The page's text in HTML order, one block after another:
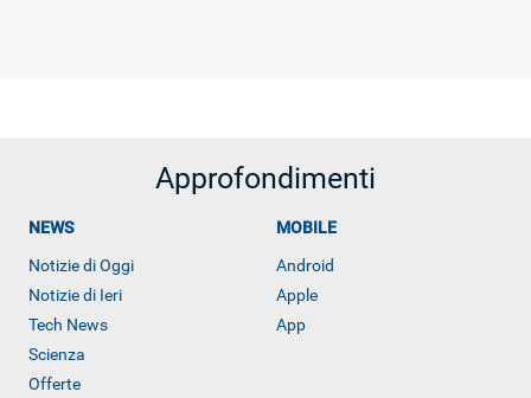
Approfondimenti
NEWS
Notizie di Oggi
Notizie di Ieri
Tech News
Scienza
Offerte
MOBILE
Android
Apple
App